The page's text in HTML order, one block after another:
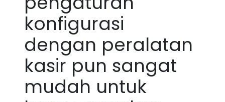
konfigurasi
dengan peralatan
kasir pun sangat
mudah untuk